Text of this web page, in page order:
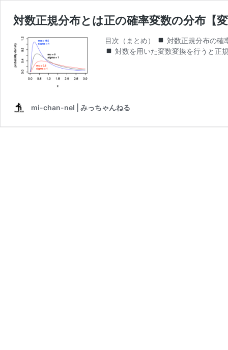
対数正規分布とは正の確率変数の分布【
目次（まとめ）
対数正規分布の確
対数を用いた変数変換を行うと正
mi-chan-nel | みっちゃんねる